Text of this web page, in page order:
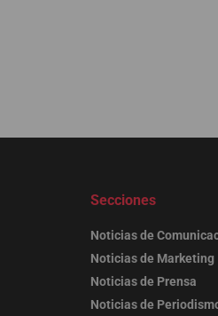
Secciones
Noticias de
Noticias de Marketing
Noticias de Prensa
Noticias de